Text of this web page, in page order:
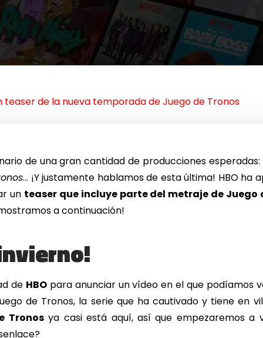
teaser de la nueva temporada de Juego de Tronos
de una gran cantidad de producciones esperadas:
… ¡Y justamente hablamos de esta última! HBO ha
un teaser que incluye parte del metraje de Juego
a continuación!
de HBO para anunciar un vídeo en el que podíamos
de Tronos, la serie que ha cautivado y tiene en
Tronosya casi está aquí, así que empezaremos a